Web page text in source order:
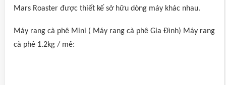
Mars Roaster được thiết kế sở hữu dòng máy khác nhau.
Máy rang cà phê Mini ( Máy rang cà phê Gia Đình) Máy rang
cà phê 1.2kg / mẻ: